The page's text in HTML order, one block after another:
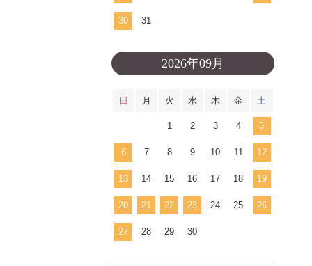
30 31
2026年09月
日 月 火 水 木 金 土
1 2 3 4 5
6 7 8 9 10 11 12
13 14 15 16 17 18 19
20 21 22 23 24 25 26
27 28 29 30